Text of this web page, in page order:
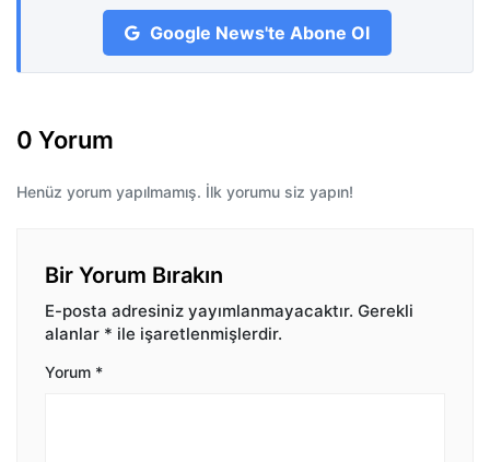
Google News'te Abone Ol
0 Yorum
Henüz yorum yapılmamış. İlk yorumu siz yapın!
Bir Yorum Bırakın
E-posta adresiniz yayımlanmayacaktır. Gerekli
alanlar * ile işaretlenmişlerdir.
Yorum *